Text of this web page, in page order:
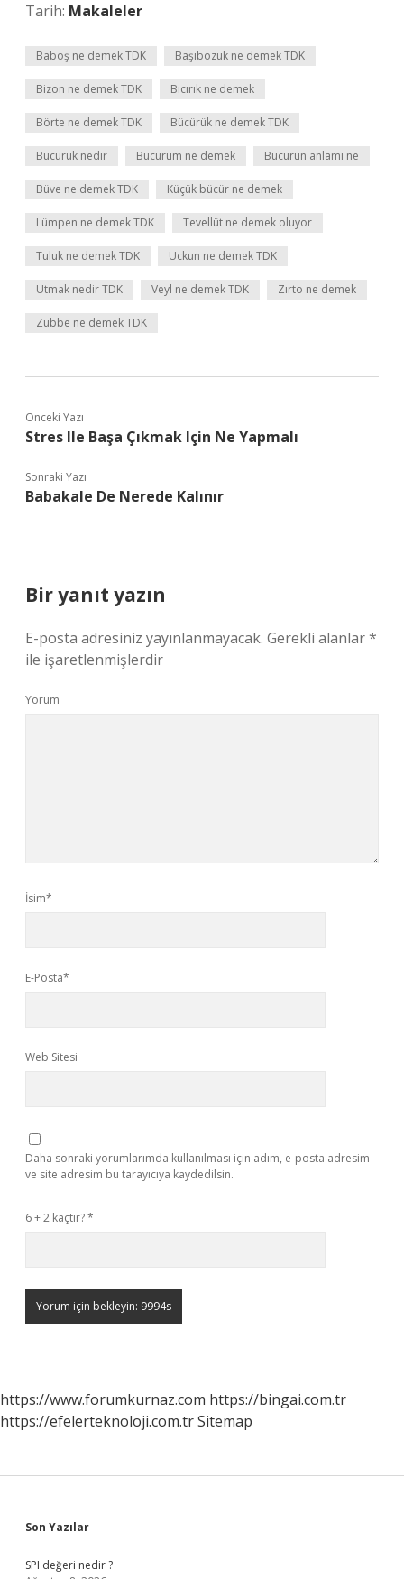
Tarih: Makaleler
Baboş ne demek TDK Başıbozuk ne demek TDK
Bizon ne demek TDK Bıcırık ne demek
Börte ne demek TDK Bücürük ne demek TDK
Bücürük nedir Bücürüm ne demek Bücürün anlamı ne
Büve ne demek TDK Küçük bücür ne demek
Lümpen ne demek TDK Tevellüt ne demek oluyor
Tuluk ne demek TDK Uckun ne demek TDK
Utmak nedir TDK Veyl ne demek TDK Zırto ne demek
Zübbe ne demek TDK
Önceki Yazı
Stres Ile Başa Çıkmak Için Ne Yapmalı
Sonraki Yazı
Babakale De Nerede Kalınır
Bir yanıt yazın
E-posta adresiniz yayınlanmayacak. Gerekli alanlar*
ile işaretlenmişlerdir
Yorum
İsim*
E-Posta*
Web Sitesi
Daha sonraki yorumlarımda kullanılması için adım, e-posta adresim
ve site adresim bu tarayıcıya kaydedilsin.
6 + 2 kaçtır?*
https://www.forumkurnaz.com https://bingai.com.tr
https://efelerteknoloji.com.trSitemap
Sidebar
Son Yazılar
SPI değeri nedir ?